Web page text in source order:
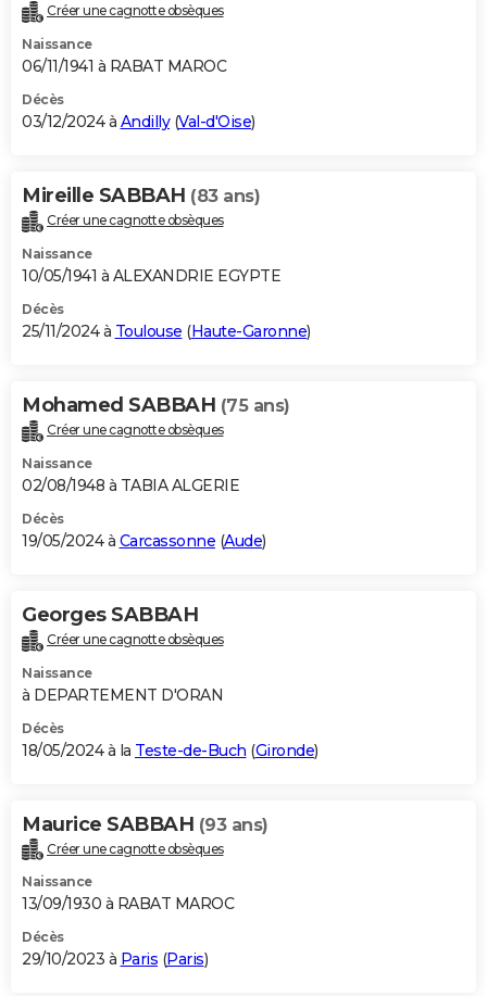
Créer une cagnotte obsèques
Naissance
06/11/1941 à RABAT MAROC
Décès
03/12/2024 à Andilly(Val-d'Oise)
Mireille SABBAH (83 ans)
Créer une cagnotte obsèques
Naissance
10/05/1941 à ALEXANDRIE EGYPTE
Décès
25/11/2024 à Toulouse (Haute-Garonne)
Mohamed SABBAH (75 ans)
Créer une cagnotte obsèques
Naissance
02/08/1948 à TABIA ALGERIE
Décès
19/05/2024 à Carcassonne (Aude)
Georges SABBAH
Créer une cagnotte obsèques
Naissance
à DEPARTEMENT D'ORAN
Décès
18/05/2024 à la Teste-de-Buch (Gironde)
Maurice SABBAH (93 ans)
Créer une cagnotte obsèques
Naissance
13/09/1930 à RABAT MAROC
Décès
29/10/2023 à Paris (Paris)